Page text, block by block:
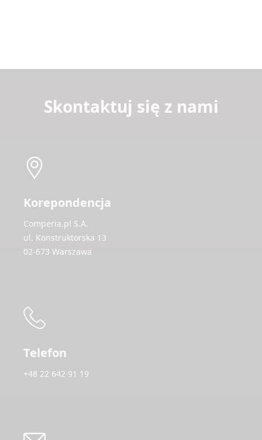
Skontaktuj się z nami
Korepondencja
Comperia.pl S.A.
ul. Konstruktorska 13
02-673 Warszawa
Telefon
+48 22 642 91 19